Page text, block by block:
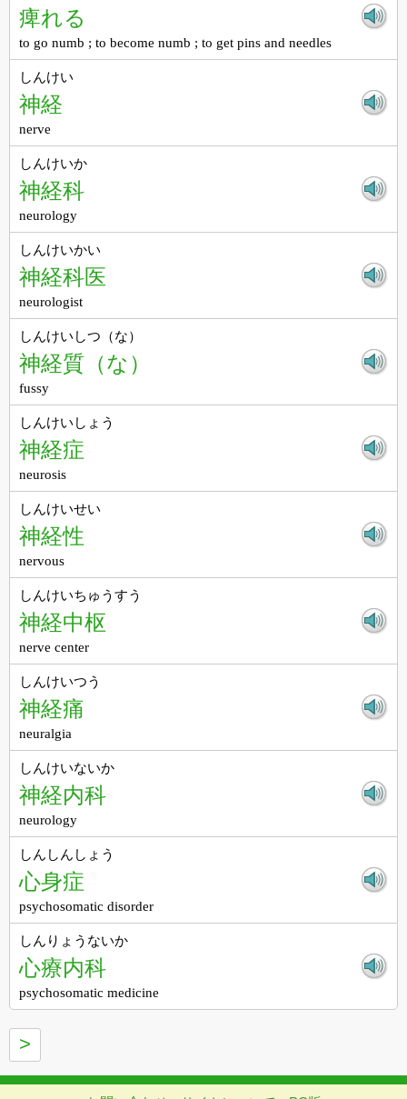
痺れる
to go numb ; to become numb ; to get pins and needles
しんけい
神経
nerve
しんけいか
神経科
neurology
しんけいかい
神経科医
neurologist
しんけいしつ（な）
神経質（な）
fussy
しんけいしょう
神経症
neurosis
しんけいせい
神経性
nervous
しんけいちゅうすう
神経中枢
nerve center
しんけいつう
神経痛
neuralgia
しんけいないか
神経内科
neurology
しんしんしょう
心身症
psychosomatic disorder
しんりょうないか
心療内科
psychosomatic medicine
>